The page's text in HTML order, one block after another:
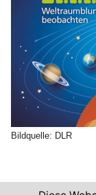
Bildquelle: DLR